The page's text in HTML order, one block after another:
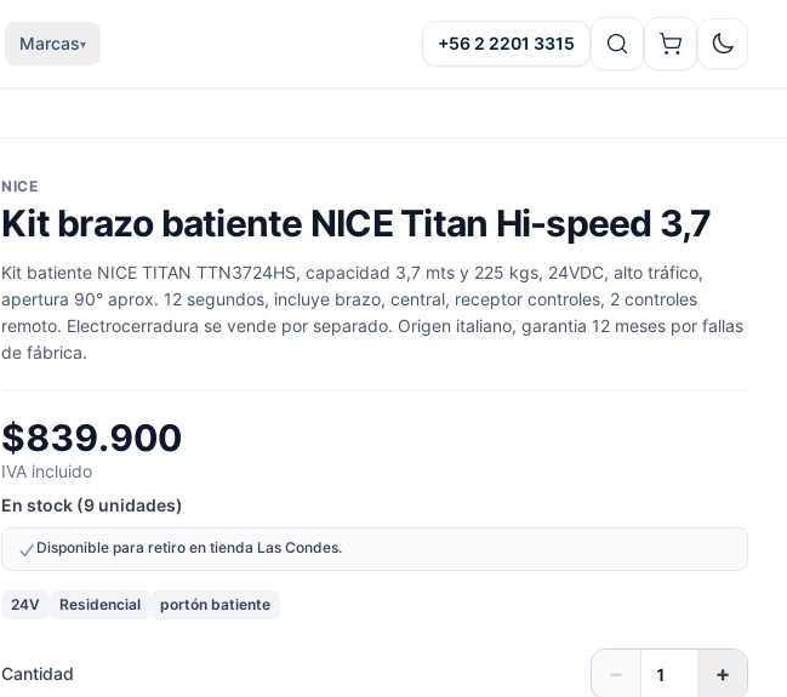
Marcas▾ +56 2 2201 3315 Oscuro
NICE
Kit brazo batiente NICE Titan Hi-speed 3,7
Kit batiente NICE TITAN TTN3724HS, capacidad 3,7 mts y 225 kgs, 24VDC, alto tráfico,
apertura 90° aprox. 12 segundos, incluye brazo, central, receptor controles, 2 controles
remoto. Electrocerradura se vende por separado. Origen italiano, garantia 12 meses por fallas
de fábrica.
$839.900
IVA incluido
En stock (9 unidades)
Disponible para retiro en tienda Las Condes.
24V Residencial portón batiente
Cantidad − +